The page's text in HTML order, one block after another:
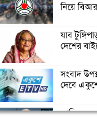
সৌদি
মুজিববর্ষ
ভিডিও
নিয়ে
যাব
দেশের
সংবাদ
দেবে